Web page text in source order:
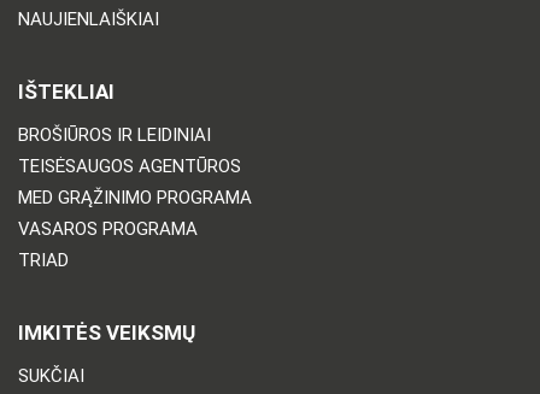
NAUJIENLAIŠKIAI
IŠTEKLIAI
BROŠIŪROS IR LEIDINIAI
TEISĖSAUGOS AGENTŪROS
MED GRĄŽINIMO PROGRAMA
VASAROS PROGRAMA
TRIAD
IMKITĖS VEIKSMŲ
SUKČIAI